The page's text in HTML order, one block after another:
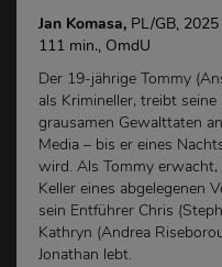
Jan Komasa, PL/GB, 2025
111 min., OmdU
Der 19-jährige Tommy
als Krimineller, treibt
grausamen Gewalttaten
Media – bis er eines
wird. Als Tommy
Keller eines abgelegenen
sein Entführer Chris
Kathryn (Andrea
Jonathan lebt.